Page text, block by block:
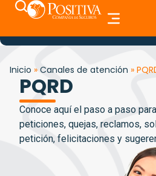
Inicio » Canales de atención »
PQRD
Conoce aquí el paso a paso
peticiones, quejas, reclamos,
petición, felicitaciones y